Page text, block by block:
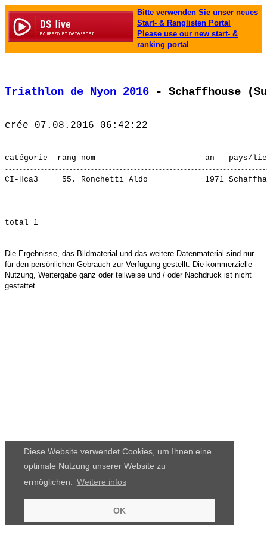
Diese Website verwendet Cookies, um Ihnen eine
optimale Nutzung unserer Website zu
ermöglichen.
Weitere infos
OK
Bitte verwenden Sie unser neues
Start- & Ranglisten Portal
Please use our new start- &
ranking portal
Triathlon de Nyon 2016 - Schaffhouse
CI-Hca3     55. Ronchetti Aldo            1971
Die Ergebnisse, das Bildmaterial und das weitere Datenmaterial sind nur
für den persönlichen Gebrauch zur Verfügung gestellt. Die kommerzielle
Nutzung, Weitergabe ganz oder teilweise und / oder Nachdruck ist nicht
gestattet.